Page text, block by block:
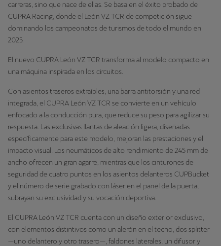
carreras, sino que nace de ellas. Se basa en el éxito probado de
CUPRA Racing, donde el León VZ TCR de competición sigue
dominando los campeonatos de turismos de todo el mundo en
2025.
El nuevo CUPRA León VZ TCR transforma al modelo compacto en
una máquina inspirada en los circuitos.
Con asientos traseros extraíbles, una barra antitorsión y una red
integrada, el CUPRA León VZ TCR se convierte en un vehículo
enfocado a la conducción pura, que reduce su peso para agilizar su
respuesta. Las exclusivas llantas de aleación ligera, diseñadas
específicamente para este modelo, mejoran las prestaciones y el
impacto visual. Los neumáticos de alto rendimiento de 245 mm de
ancho ofrecen un gran agarre, mientras que los cinturones de
seguridad de cuatro puntos en los asientos delanteros CUPBucket
y el número de serie grabado con láser en el panel de la puerta,
subrayan su exclusividad y su vocación deportiva.
El CUPRA León VZ TCR cuenta con un diseño exterior exclusivo,
con elementos distintivos como un alerón en el techo, dos splitter
—uno delantero y otro trasero—, faldones laterales, un difusor y